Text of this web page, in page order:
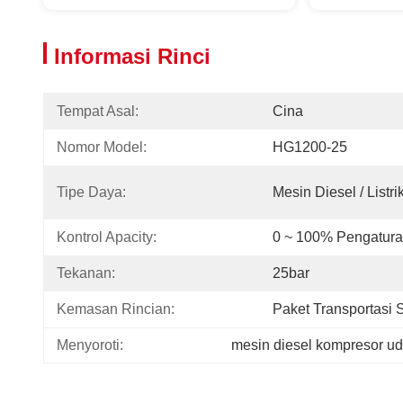
Informasi Rinci
Tempat Asal: Cina
Nomor Model: HG1200-25
Tipe Daya: Mesin Diesel /
Kontrol Apacity: 0 ~ 100%
Tekanan: 25bar
Kemasan Rincian: Paket Transportasi
Menyoroti: mesin diesel kompresor